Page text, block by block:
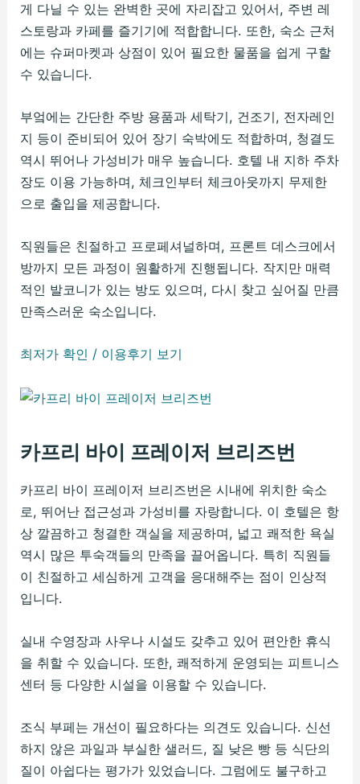
게 다닐 수 있는 완벽한 곳에 자리잡고 있어서, 주변 레
스토랑과 카페를 즐기기에 적합합니다. 또한, 숙소 근처
에는 슈퍼마켓과 상점이 있어 필요한 물품을 쉽게 구할
수 있습니다.
부엌에는 간단한 주방 용품과 세탁기, 건조기, 전자레인
지 등이 준비되어 있어 장기 숙박에도 적합하며, 청결도
역시 뛰어나 가성비가 매우 높습니다. 호텔 내 지하 주차
장도 이용 가능하며, 체크인부터 체크아웃까지 무제한
으로 출입을 제공합니다.
직원들은 친절하고 프로페셔널하며, 프론트 데스크에서
방까지 모든 과정이 원활하게 진행됩니다. 작지만 매력
적인 발코니가 있는 방도 있으며, 다시 찾고 싶어질 만큼
만족스러운 숙소입니다.
최저가 확인 / 이용후기 보기
카프리 바이 프레이저 브리즈번
카프리 바이 프레이저 브리즈번은 시내에 위치한 숙소
로, 뛰어난 접근성과 가성비를 자랑합니다. 이 호텔은 항
상 깔끔하고 청결한 객실을 제공하며, 넓고 쾌적한 욕실
역시 많은 투숙객들의 만족을 끌어옵니다. 특히 직원들
이 친절하고 세심하게 고객을 응대해주는 점이 인상적
입니다.
실내 수영장과 사우나 시설도 갖추고 있어 편안한 휴식
을 취할 수 있습니다. 또한, 쾌적하게 운영되는 피트니스
센터 등 다양한 시설을 이용할 수 있습니다.
조식 부페는 개선이 필요하다는 의견도 있습니다. 신선
하지 않은 과일과 부실한 샐러드, 질 낮은 빵 등 식단의
질이 아쉽다는 평가가 있었습니다. 그럼에도 불구하고